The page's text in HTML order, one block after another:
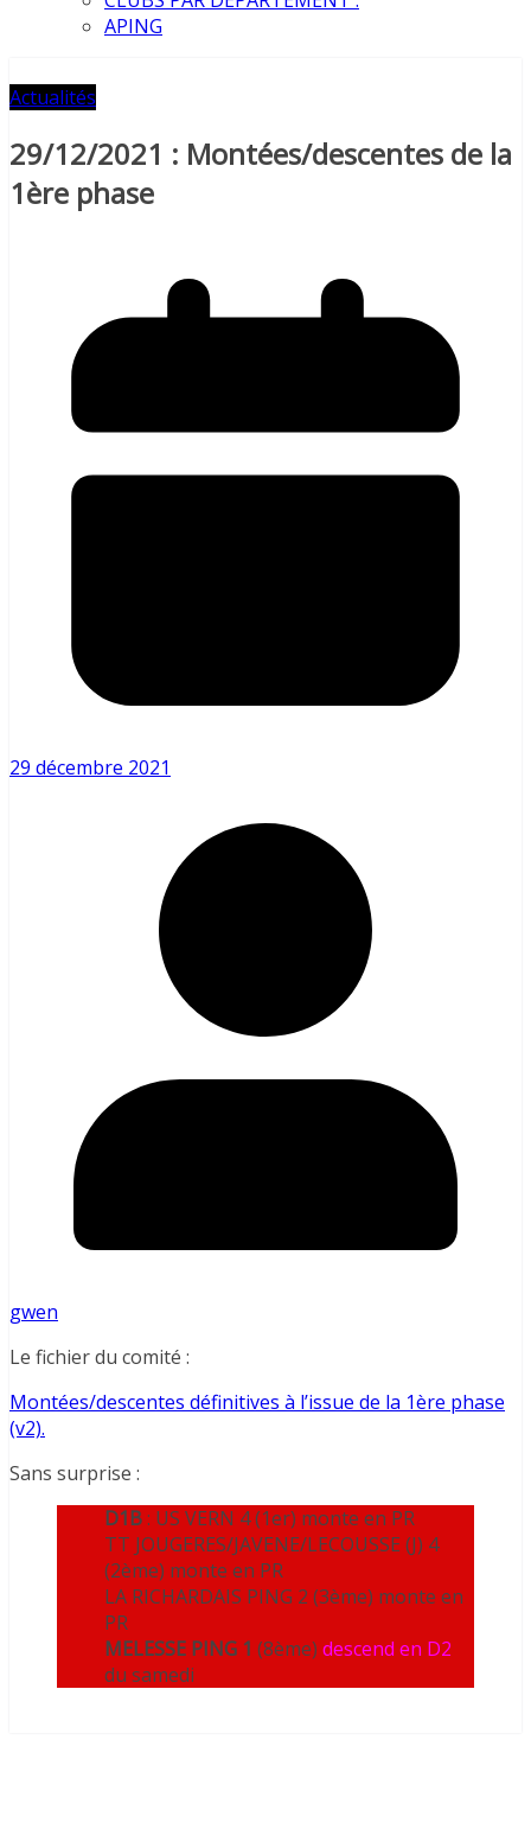
APING
Actualités
29/12/2021 : Montées/descentes de la
1ère phase
29 décembre 2021
gwen
Le fichier du comité :
Montées/descentes définitives à l’issue de la 1ère phase
(v2).
Sans surprise :
D1B: US VERN 4 (1er) monte en PR
TT JOUGERES/JAVENE/LECOUSSE (J) 4
(2ème) monte en PR
LA RICHARDAIS PING 2 (3ème) monte en
PR
MELESSE PING 1 (8ème) descend en D2
du samedi